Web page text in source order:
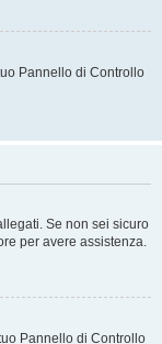
Pannello di Controllo
Se non sei sicuro
per avere assistenza.
Pannello di Controllo